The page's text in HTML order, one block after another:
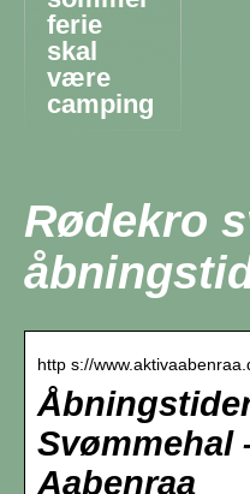
ferie
skal
være
camping
Rødekro
http s://
Svømmehal
Aabenraa